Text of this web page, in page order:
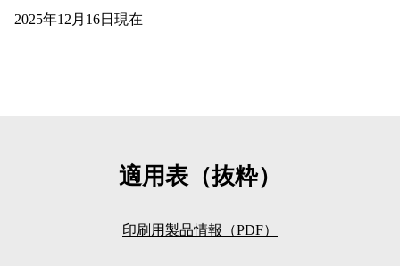
2025年12月16日現在
適用表（抜粋）
印刷用製品情報（PDF）